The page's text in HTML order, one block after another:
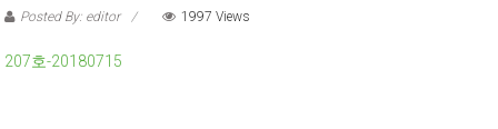
Posted By: editor 1997 Views
207호-20180715